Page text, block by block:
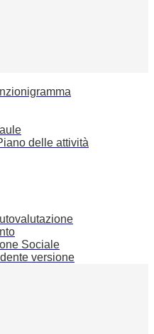
delle attività
Sociale
versione